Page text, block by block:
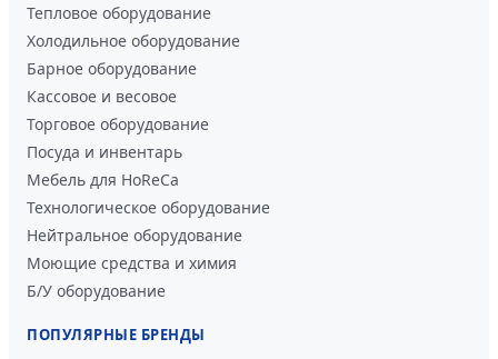
Тепловое оборудование
Холодильное оборудование
Барное оборудование
Кассовое и весовое
Торговое оборудование
Посуда и инвентарь
Мебель для HoReCa
Технологическое оборудование
Нейтральное оборудование
Моющие средства и химия
Б/У оборудование
ПОПУЛЯРНЫЕ БРЕНДЫ